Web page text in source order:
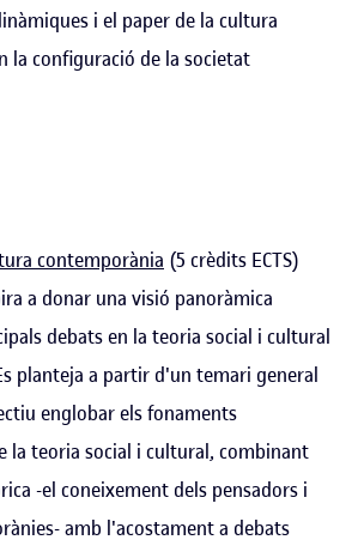
i el paper de la cultura
la configuració de la societat
contemporània (5 crèdits ECTS)
a donar una visió panoràmica
debats en la teoria social i cultural
planteja a partir d'un temari general
englobar els fonaments
la teoria social i cultural, combinant
-el coneixement dels pensadors i
amb l'acostament a debats